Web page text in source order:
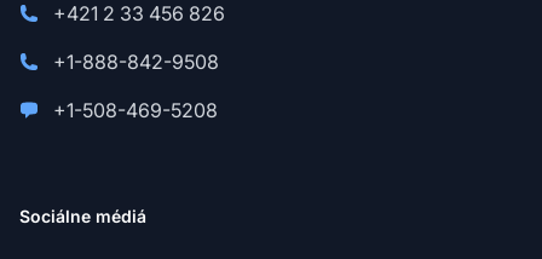
+421 2 33 456 826
+1-888-842-9508
+1-508-469-5208
Sociálne médiá